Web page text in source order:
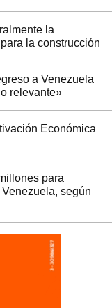
la
la construcción
a Venezuela
relevante»
Económica
para
según